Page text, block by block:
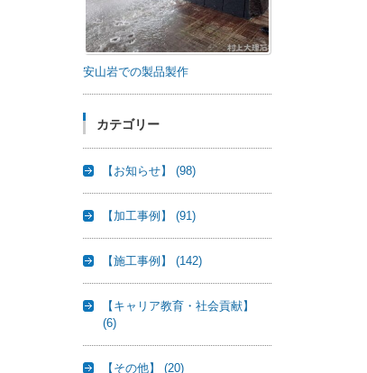
安山岩での製品製作
カテゴリー
【お知らせ】 (98)
【加工事例】 (91)
【施工事例】 (142)
【キャリア教育・社会貢献】
(6)
【その他】 (20)